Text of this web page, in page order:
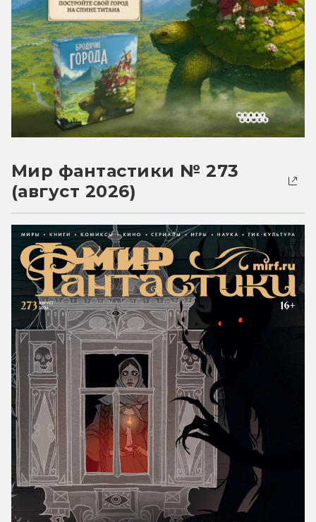
Мир фантастики № 273
(август 2026)